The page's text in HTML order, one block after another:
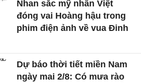
Nhan sắc mỹ nhân Việt
đóng vai Hoàng hậu trong
phim điện ảnh về vua Đinh
Dự báo thời tiết miền Nam
ngày mai 2/8: Có mưa rào